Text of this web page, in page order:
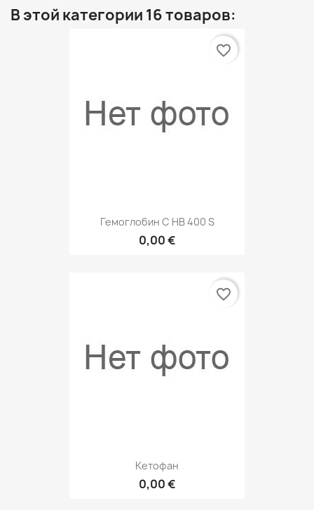
В этой категории 16 товаров:
Гемоглобин С НВ 400 S
0,00 €
favorite_border
Кетофан
0,00 €
favorite_border